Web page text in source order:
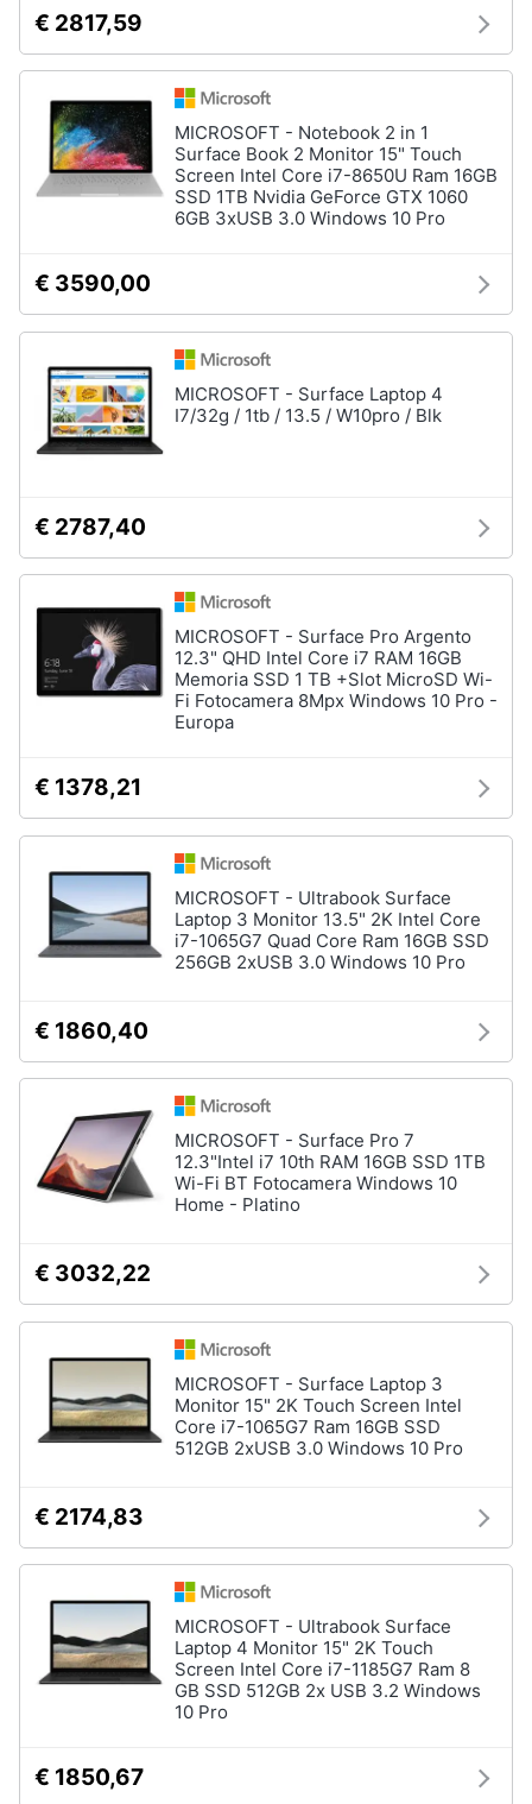
Arredo
e
Giardinaggio
Salute
Beauty
Giocattoli
Prima
Fotografia
Abbigliamento
Animali
Libri,
cd
Festività
e
Promozioni
clienti
€ 2817,59
MICROSOFT - Notebook 2 in 1
Surface Book 2 Monitor 15" Touch
Screen Intel Core i7-8650U Ram 16GB
SSD 1TB Nvidia GeForce GTX 1060
6GB 3xUSB 3.0 Windows 10 Pro
€ 3590,00
MICROSOFT - Surface Laptop 4
I7/32g / 1tb / 13.5 / W10pro / Blk
€ 2787,40
MICROSOFT - Surface Pro Argento
12.3" QHD Intel Core i7 RAM 16GB
Memoria SSD 1 TB +Slot MicroSD Wi-
Fi Fotocamera 8Mpx Windows 10 Pro -
Europa
€ 1378,21
MICROSOFT - Ultrabook Surface
Laptop 3 Monitor 13.5" 2K Intel Core
i7-1065G7 Quad Core Ram 16GB SSD
256GB 2xUSB 3.0 Windows 10 Pro
€ 1860,40
MICROSOFT - Surface Pro 7
12.3"Intel i7 10th RAM 16GB SSD 1TB
Wi-Fi BT Fotocamera Windows 10
Home - Platino
€ 3032,22
MICROSOFT - Surface Laptop 3
Monitor 15" 2K Touch Screen Intel
Core i7-1065G7 Ram 16GB SSD
512GB 2xUSB 3.0 Windows 10 Pro
€ 2174,83
MICROSOFT - Ultrabook Surface
Laptop 4 Monitor 15" 2K Touch
Screen Intel Core i7-1185G7 Ram 8
GB SSD 512GB 2x USB 3.2 Windows
10 Pro
€ 1850,67